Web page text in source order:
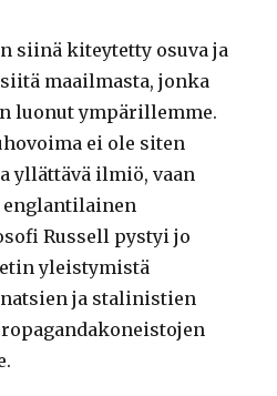
siinä kiteytetty osuva ja
maailmasta, jonka
luonut ympärillemme.
ei ole siten
yllättävä ilmiö, vaan
englantilainen
Russell pystyi jo
yleistymistä
ja stalinistien